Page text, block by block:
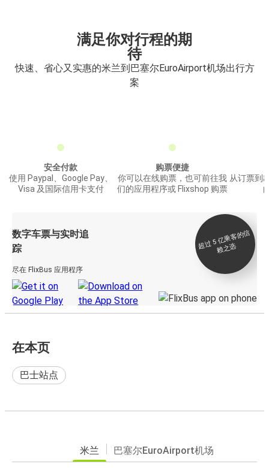
满足你对行程的期
待
快速、省心又实惠的米兰到巴塞尔EuroAirport机场出行方
案
安全付款
使用 Paypal、Google Pay、
Visa 及国际信用卡支付
购票便捷
你可以在线购票，也可前往我
们的应用程序或 Flixshop 购票
从订票到
数字车票与实时追
踪
尽在 FlixBus 应用程序
超
过 5
亿
乘
客
的
信
赖
之
选
在本页
巴士站点
米兰 巴塞尔EuroAirport机场